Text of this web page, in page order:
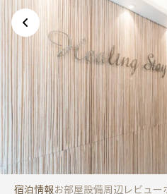
Healingstay
宿泊情報お部屋設備周辺 レビュー
不明なエラーが発生しま
い。